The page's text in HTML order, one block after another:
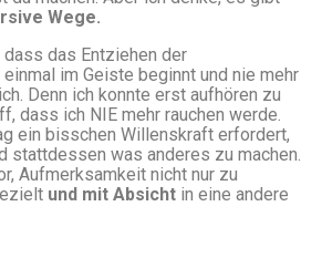
Wege.
das Entziehen der
im Geiste beginnt und nie mehr
Denn ich konnte erst aufhören zu
dass ich NIE mehr rauchen werde.
ein bisschen Willenskraft erfordert,
stattdessen was anderes zu machen.
Aufmerksamkeit nicht nur zu
und mit Absicht in eine andere